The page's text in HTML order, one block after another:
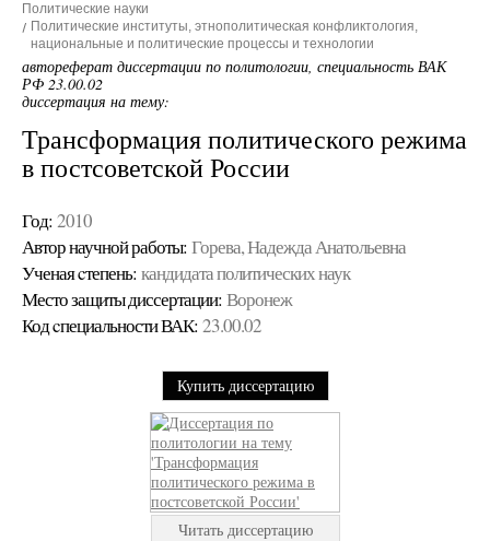
Политические науки
Политические институты, этнополитическая конфликтология,
национальные и политические процессы и технологии
автореферат диссертации по политологии, специальность ВАК
РФ 23.00.02
диссертация на тему:
Трансформация политического режима
в постсоветской России
Год: 2010
Автор научной работы: Горева, Надежда Анатольевна
Ученая cтепень: кандидата политических наук
Место защиты диссертации: Воронеж
Код cпециальности ВАК: 23.00.02
Купить диссертацию
Читать диссертацию